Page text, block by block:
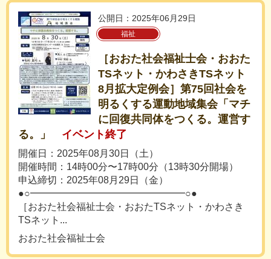
公開日：2025年06月29日
福祉
［おおた社会福祉士会・おおた
TSネット・かわさきTSネット
8月拡大定例会］第75回社会を
明るくする運動地域集会「マチ
に回復共同体をつくる。運営す
る。」
イベント終了
開催日：2025年08月30日（土）
開催時間：14時00分〜17時00分（13時30分開場）
申込締切：2025年08月29日（金）
●○━━━━━━━━━━━━━━━━○●
［おおた社会福祉士会・おおたTSネット・かわさき
TSネット...
おおた社会福祉士会